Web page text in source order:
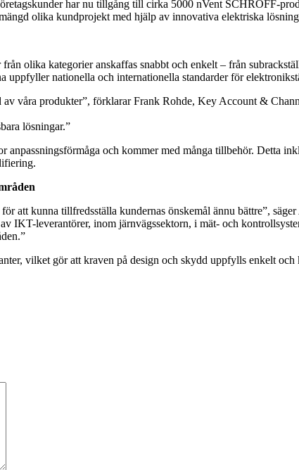
har nu tillgång till cirka 5000 nVent SCHROFF-
olika kundprojekt med hjälp av innovativa elektriska
olika kategorier anskaffas snabbt och enkelt – från
uppfyller nationella och internationella standarder för
våra produkter”, förklarar Frank Rohde, Key Account &
lösningar.”
och kommer med många tillbehör. Detta
att kunna tillfredsställa kundernas önskemål ännu bättre”,
IKT-leverantörer, inom järnvägssektorn, i mät- och
vilket gör att kraven på design och skydd uppfylls enkelt och